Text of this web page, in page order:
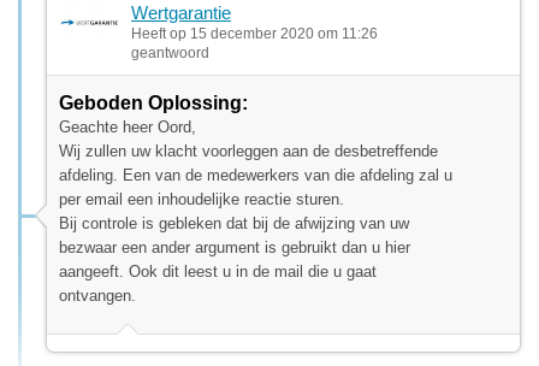
Wertgarantie
Heeft op 15 december 2020 om 11:26
geantwoord
Geboden Oplossing:
Geachte heer Oord,
Wij zullen uw klacht voorleggen aan de desbetreffende
afdeling. Een van de medewerkers van die afdeling zal u
per email een inhoudelijke reactie sturen.
Bij controle is gebleken dat bij de afwijzing van uw
bezwaar een ander argument is gebruikt dan u hier
aangeeft. Ook dit leest u in de mail die u gaat
ontvangen.